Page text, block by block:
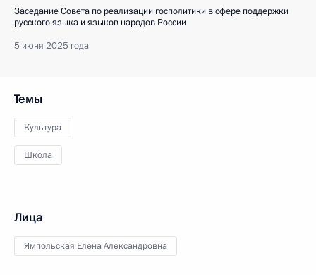
Заседание Совета по реализации госполитики в сфере поддержки
русского языка и языков народов России
5 июня 2025 года
Темы
Культура
Школа
Лица
Ямпольская Елена Александровна